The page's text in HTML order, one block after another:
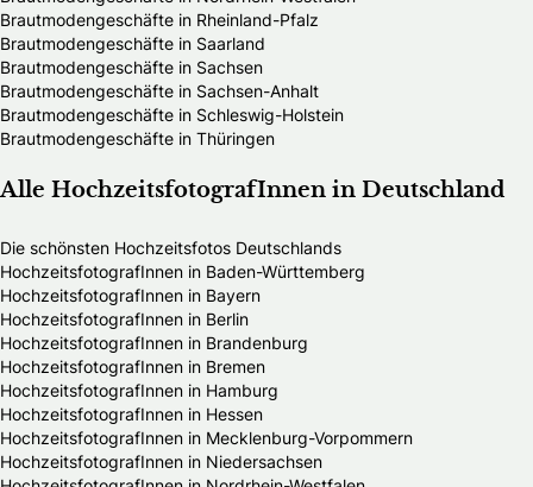
Brautmodengeschäfte in Rheinland-Pfalz
Brautmodengeschäfte in Saarland
Brautmodengeschäfte in Sachsen
Brautmodengeschäfte in Sachsen-Anhalt
Brautmodengeschäfte in Schleswig-Holstein
Brautmodengeschäfte in Thüringen
Alle HochzeitsfotografInnen in Deutschland
Die schönsten Hochzeitsfotos Deutschlands
HochzeitsfotografInnen in Baden-Württemberg
HochzeitsfotografInnen in Bayern
HochzeitsfotografInnen in Berlin
HochzeitsfotografInnen in Brandenburg
HochzeitsfotografInnen in Bremen
HochzeitsfotografInnen in Hamburg
HochzeitsfotografInnen in Hessen
HochzeitsfotografInnen in Mecklenburg-Vorpommern
HochzeitsfotografInnen in Niedersachsen